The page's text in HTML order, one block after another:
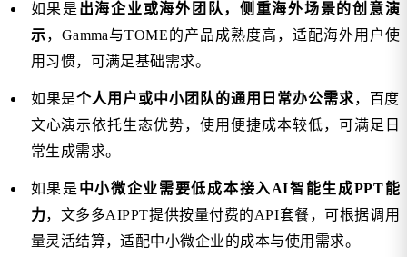
如果是 出海企业或海外团队，侧重海外场景的创意演
示，Gamma与TOME的产品成熟度高，适配海外用户使
用习惯，可满足基础需求。
如果是个人用户或中小团队的通用日常办公需求，百度
文心演示依托生态优势，使用便捷成本较低，可满足日
常生成需求。
如果是 中小微企业需要低成本接入AI智能生成PPT能
力，文多多AIPPT提供按量付费的API套餐，可根据调用
量灵活结算，适配中小微企业的成本与使用需求。